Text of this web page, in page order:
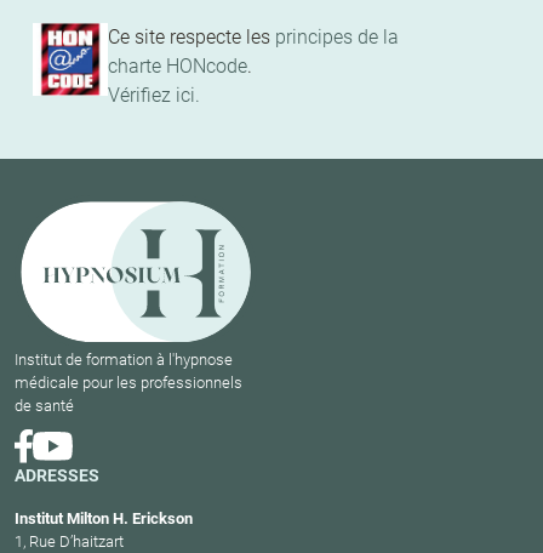
Ce site respecte les principes de la
charte HONcode.
Vérifiez ici.
Institut de formation à l'hypnose
médicale pour les professionnels
de santé
ADRESSES
Institut Milton H. Erickson
1, Rue D’haitzart